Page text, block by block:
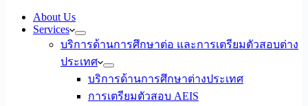
About Us
Services
บริการด้านการศึกษาต่อ และการเตรียมตัวสอบต่าง
ประเทศ
บริการด้านการศึกษาต่างประเทศ
การเตรียมตัวสอบ AEIS